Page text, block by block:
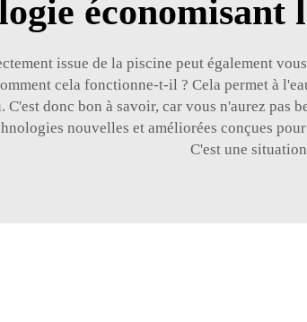
issue de la piscine peut également
cela fonctionne-t-il ? Cela permet à
donc bon à savoir, car vous n'aurez
nouvelles et améliorées conçues
C'est une